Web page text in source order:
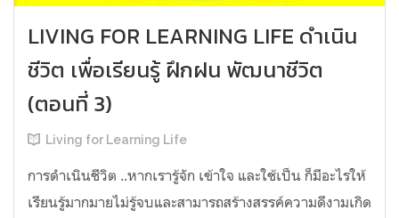
LIVING FOR LEARNING LIFE ดำเนิน
ชีวิต เพื่อเรียนรู้ ฝึกฝน พัฒนาชีวิต
(ตอนที่ 3)
Living for Learning Life
การดำเนินชีวิต​ ..หากเรารู้จัก​ เข้าใจ​ และใช้เป็น ก็มีอะไรให้
เรียนรู้มากมายไม่รู้จบ​และสามารถสร้างสรรค์ความดีงามเกิด